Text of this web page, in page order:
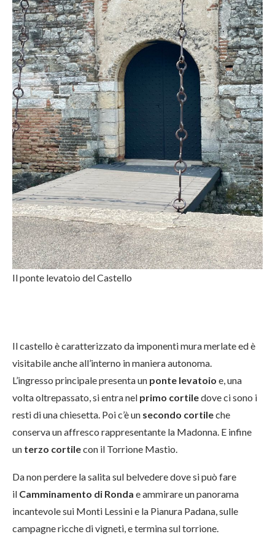
Il ponte levatoio del Castello
Il castello è caratterizzato da imponenti mura merlate ed è
visitabile anche all’interno in maniera autonoma.
L’ingresso principale presenta un ponte levatoio e, una
volta oltrepassato, si entra nel primo cortiledove ci sono i
resti di una chiesetta. Poi c’è un secondo cortileche
conserva un affresco rappresentante la Madonna. E infine
un terzo cortilecon il Torrione Mastio.
Da non perdere la salita sul belvedere dove si può fare
il Camminamento di Ronda e ammirare un panorama
incantevole sui Monti Lessini e la Pianura Padana, sulle
campagne ricche di vigneti, e termina sul torrione.